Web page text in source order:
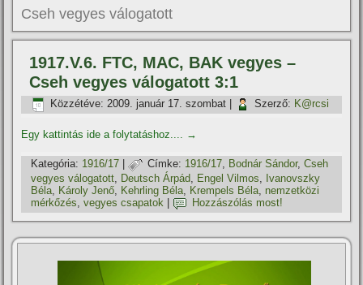
Cseh vegyes válogatott
1917.V.6. FTC, MAC, BAK vegyes –
Cseh vegyes válogatott 3:1
Közzétéve: 2009. január 17. szombat Szerző: K@rcsi
Egy kattintás ide a folytatáshoz.... →
Kategória: 1916/17 | Címke: 1916/17, Bodnár Sándor,Cseh
vegyes válogatott, Deutsch Árpád, Engel Vilmos, Ivanovszky
Béla, Károly Jenő, Kehrling Béla, Krempels Béla, nemzetközi
mérkőzés,vegyes csapatok Hozzászólás most!